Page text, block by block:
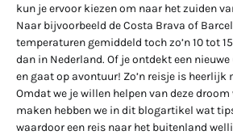
kun je ervoor kiezen om naar het zuiden
Naar bijvoorbeeld de Costa Brava of
temperaturen gemiddeld toch zo’n 10 tot
dan in Nederland. Of je ontdekt een
en gaat op avontuur! Zo’n reisje is heerlijk
Omdat we je willen helpen van deze
maken hebben we in dit blogartikel wat
waardoor een reis naar het buitenland